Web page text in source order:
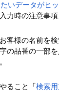
いデータがヒ
力時の注意事項
客様の名前を
の品番の一部
ること「 検索